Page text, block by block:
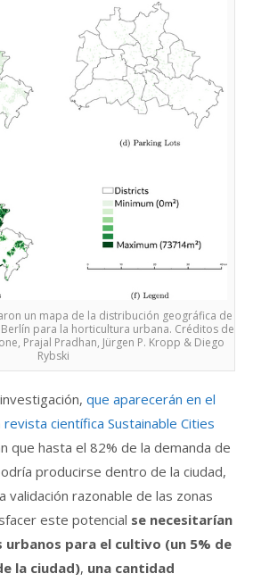
un mapa de la distribución geográfica de
para la horticultura urbana. Créditos de
Prajal Pradhan, Jürgen P. Kropp & Diego
Rybski
que aparecerán en el
científica Sustainable Cities
que hasta el 82% de la demanda de
producirse dentro de la ciudad,
validación razonable de las zonas
este potencial se necesitarían
urbanos para el cultivo (un 5% de
la ciudad), una cantidad